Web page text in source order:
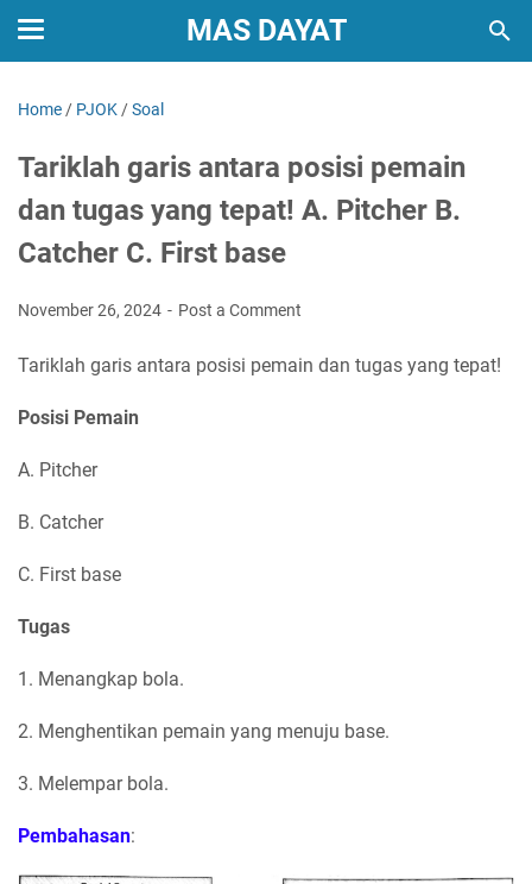
MAS DAYAT
Home / PJOK /Soal
Tariklah garis antara posisi pemain
dan tugas yang tepat! A. Pitcher B.
Catcher C. First base
November 26, 2024 Post a Comment
Tariklah garis antara posisi pemain dan tugas yang tepat!
Posisi Pemain
A. Pitcher
B. Catcher
C. First base
Tugas
1. Menangkap bola.
2. Menghentikan pemain yang menuju base.
3. Melempar bola.
Pembahasan: